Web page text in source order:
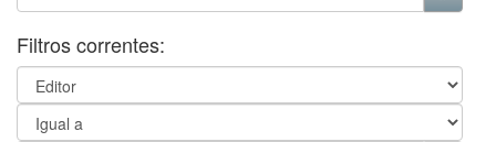
Filtros correntes: